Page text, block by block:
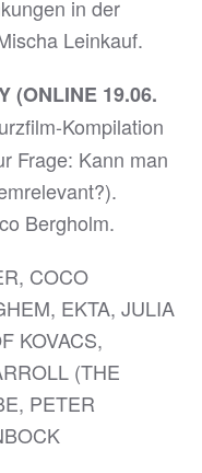
in der
Leinkauf.
(ONLINE 19.06.
Kompilation
Frage: Kann man
Bergholm.
COCO
EKTA, JULIA
KOVACS,
(THE
PETER